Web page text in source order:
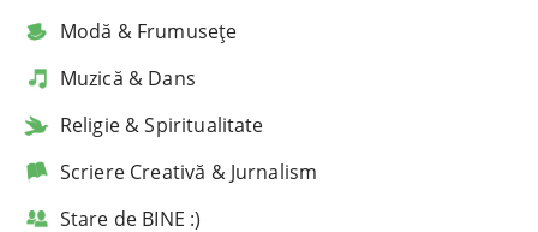
Modă & Frumusețe
Muzică & Dans
Religie & Spiritualitate
Scriere Creativă & Jurnalism
Stare de BINE :)